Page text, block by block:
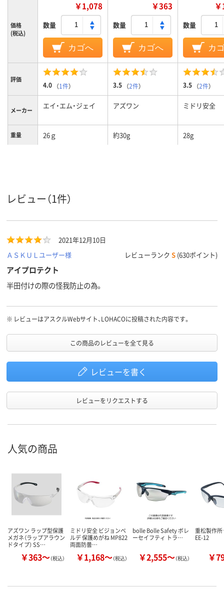
価格
(税込)
￥1,078
数量
カゴへ
￥363
数量
カゴへ
数量
カ
評価
4.0 （1件） 3.5 （2件） 3.5 （2件）
メーカー エイ・エム・ジェイ アズワン ミドリ安全
重量 26ｇ 約30g 28g
レビュー（1件）
2021年12月10日
ＡＳＫＵＬユーザー様
レビューランク S (630ポイント)
アイプロテクト
半田付けの際の怪我防止の為。
※ レビューはアスクルWebサイト、LOHACOに投稿された内容です。
この商品のレビューを全て見る
レビューを書く
レビューをリクエストする
人気の商品
アズワン ラップ型保護
メガネ（ラップアラウン
ドタイプ） SS…
￥363～（税込）
ミドリ安全 ビジョンベ
ルデ 保護めがね MP822
両面防曇…
￥1,168～（税込）
bolle Bolle Safety ボレ
ーセイフティ トラ…
￥2,555～（税込）
重松製作
EE-12
￥